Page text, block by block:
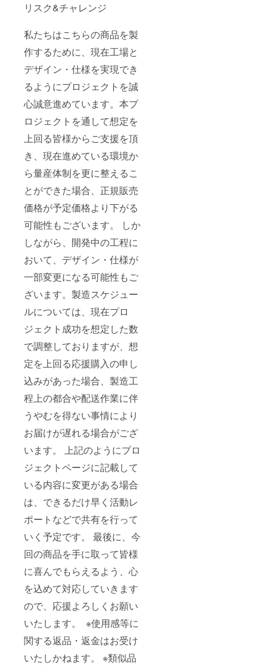
リスク&チャレンジ
私たちはこちらの商品を製
作するために、現在工場と
デザイン・仕様を実現でき
るようにプロジェクトを誠
心誠意進めています。本プ
ロジェクトを通して想定を
上回る皆様からご支援を頂
き、現在進めている環境か
ら量産体制を更に整えるこ
とができた場合、正規販売
価格が予定価格より下がる
可能性もございます。 しか
しながら、開発中の工程に
おいて、デザイン・仕様が
一部変更になる可能性もご
ざいます。製造スケジュー
ルについては、現在プロ
ジェクト成功を想定した数
で調整しておりますが、想
定を上回る応援購入の申し
込みがあった場合、製造工
程上の都合や配送作業に伴
うやむを得ない事情により
お届けが遅れる場合がござ
います。 上記のようにプロ
ジェクトページに記載して
いる内容に変更がある場合
は、できるだけ早く活動レ
ポートなどで共有を行って
いく予定です。 最後に、今
回の商品を手に取って皆様
に喜んでもらえるよう、心
を込めて対応していきます
ので、応援よろしくお願い
いたします。 ※使用感等に
関する返品・返金はお受け
いたしかねます。 ※類似品